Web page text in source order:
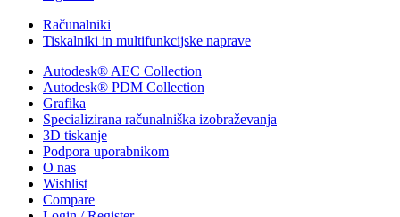
Računalniki
Tiskalniki in multifunkcijske naprave
Autodesk® AEC Collection
Autodesk® PDM Collection
Grafika
Specializirana računalniška izobraževanja
3D tiskanje
Podpora uporabnikom
O nas
Wishlist
Compare